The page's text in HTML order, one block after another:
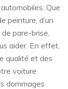
Que
peinture, d’un
pare-brise,
aider. En effet,
qualité et des
voiture
dommages